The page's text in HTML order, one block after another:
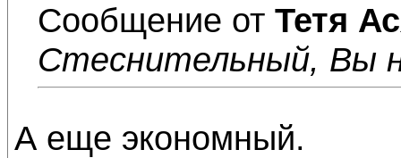
Сообщение от Тетя
Стеснительный, Вы
А еще экономный.